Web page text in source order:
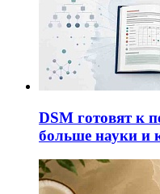
DSM готовят к
больше науки и